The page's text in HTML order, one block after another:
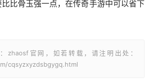
比骨玉强一点，在传奇手游中可以省下
zhaosf官网，如若转载，请注明出处：
cqsyzxyzdsbgygq.html